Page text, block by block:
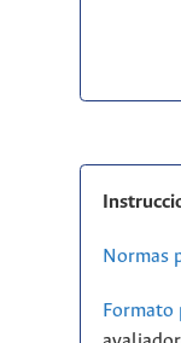
Normas
Formato